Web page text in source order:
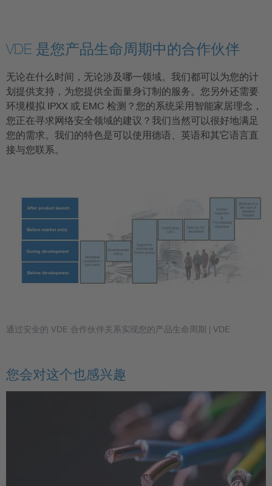
VDE 是您产品生命周期中的合作伙伴
无论在什么时间，无论涉及哪一领域。我们都可以为您的计
划提供支持，为您提供全面量身订制的服务。您另外还需要
环境模拟 IPXX 或 EMC 检测？您的系统采用智能家居理念，
您正在寻求网络安全领域的建议？我们当然可以很好地满足
您的需求。我们的特色是可以使用德语、英语和其它语言直
接与您联系。
通过安全的 VDE 合作伙伴关系实现您的产品生命周期 | VDE
您会对这个也感兴趣